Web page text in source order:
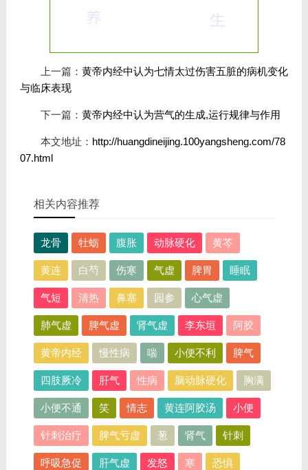
上一篇： 黄帝内经中认为七情太过伤害五脏的病机变化
与临床表现
下一篇： 黄帝内经中认为营气的生成,运行规律与作用
本文地址： http://huangdineijing.100yangsheng.com/78
07.html
相关内容推荐
龙骨 牡蛎 腹胀 动脉硬化 黄芩
黄连 白芍 伤寒 气虚 脾胃 睡眠
气短 清热 鼻塞 园参 心气虚
肺气虚 脾气虚 肾气虚 李东垣 阿胶
黄帝内经 慢性病 喘 小便不利 脾气
四肢厥冷 肝气 性病 脑动脉硬化 胸满
小便不通 笑 情志 黄连阿胶汤 小便
针刺治疗 脾气亏虚 葱 肾气 针刺
呼吸急促 肝气虚 发怒 寒 恐惧